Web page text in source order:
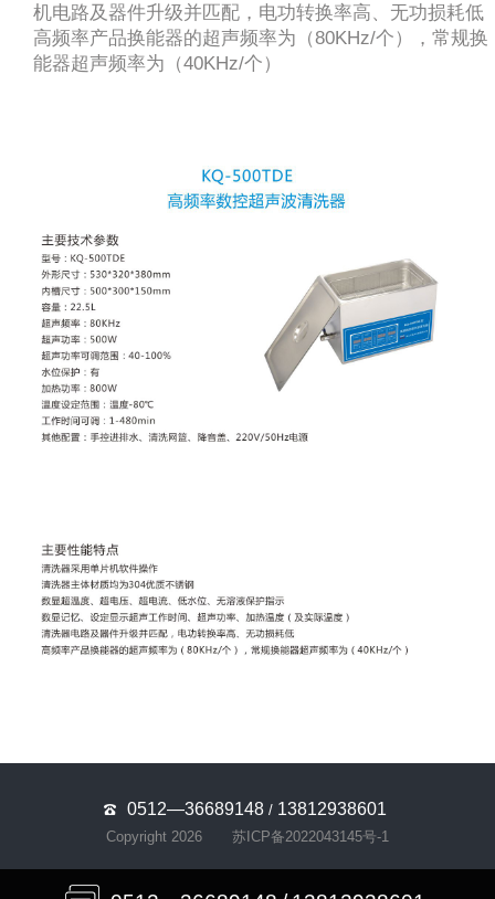
机电路及器件升级并匹配，电功转换率高、无功损耗低
高频率产品换能器的超声频率为（80KHz/个），常规换
能器超声频率为（40KHz/个）
0512—36689148 / 13812938601
Copyright 2026 苏ICP备2022043145号-1